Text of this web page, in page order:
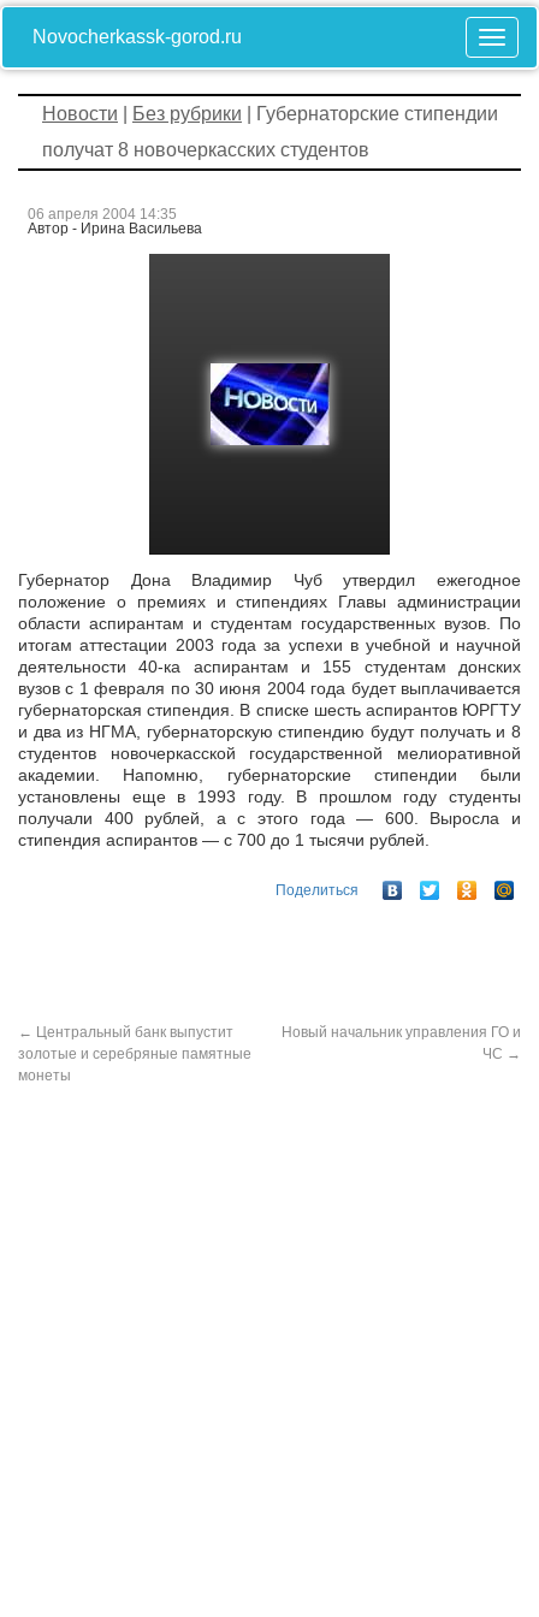
Novocherkassk-gorod.ru
Новости Без рубрики | Губернаторские стипендии
получат 8 новочеркасских студентов
06 апреля 2004 14:35
Автор - Ирина Васильева
Губернатор Дона Владимир Чуб утвердил ежегодное
положение о премиях и стипендиях Главы администрации
области аспирантам и студентам государственных вузов. По
итогам аттестации 2003 года за успехи в учебной и научной
деятельности 40-ка аспирантам и 155 студентам донских
вузов с 1 февраля по 30 июня 2004 года будет выплачивается
губернаторская стипендия. В списке шесть аспирантов ЮРГТУ
и два из НГМА, губернаторскую стипендию будут получать и 8
студентов новочеркасской государственной мелиоративной
академии. Напомню, губернаторские стипендии были
установлены еще в 1993 году. В прошлом году студенты
получали 400 рублей, а с этого года — 600. Выросла и
стипендия аспирантов — с 700 до 1 тысячи рублей.
Поделиться
← Центральный банк выпустит
золотые и серебряные памятные
монеты
Новый начальник управления ГО и
ЧС →